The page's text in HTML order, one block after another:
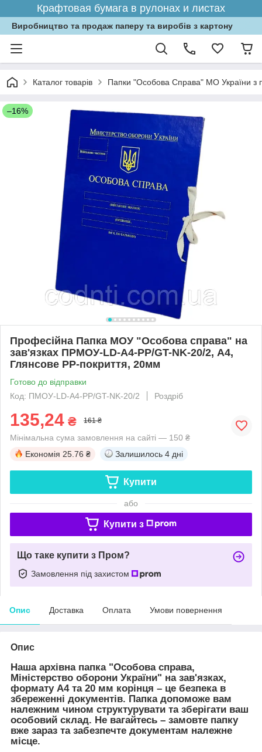
Крафтовая бумага в рулонах и листах
Виробництво та продаж паперу та виробів з картону
Каталог товарів Папки "Особова Справа" МО України з
–16%
Професійна Папка МОУ "Особова справа" на
зав'язках ПPMOУ-LD-A4-PP/GT-NK-20/2, А4,
Глянсове PP-покриття, 20мм
Готово до відправки
Код: ПМОУ-LD-A4-PP/GT-NK-20/2
Роздріб
135,24 ₴ 161 ₴
Мінімальна сума замовлення на сайті — 150 ₴
Економія 25.76 ₴ Залишилось 4 дні
Купити
або
Купити з
Що таке купити з Пром?
Замовлення під захистом
Опис Доставка Оплата Умови повернення
Опис
Наша архівна папка "Особова справа,
Міністерство оборони України" на зав'язках,
формату А4 та 20 мм корінця – це безпека в
збереженні документів. Папка допоможе вам
належним чином структурувати та зберігати ваш
особовий склад. Не вагайтесь – замовте папку
вже зараз та забезпечте документам належне
місце.